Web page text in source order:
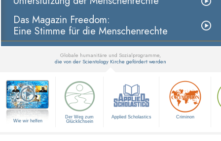
Das Magazin Freedom:
Eine Stimme für die Menschenrechte
Globale humanitäre und Sozialprogramme,
die von der Scientology Kirche gefördert werden
Wie wir helfen
Der Weg zum
Glücklichsein
Applied Scholastics Criminon